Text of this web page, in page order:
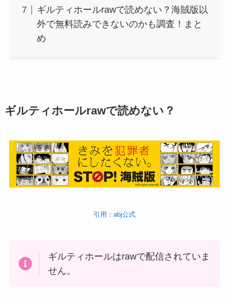
ギルティホールrawで読めない？海賊版以
外で無料読みできないのかも調査！まと
め
ギルティホールrawで読めない？
引用：abj公式
ギルティホールはrawで配信されていま
せん。